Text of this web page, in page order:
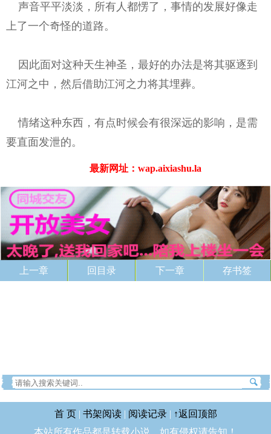
声音平平淡淡，所有人都愣了，事情的发展好像走
上了一个奇怪的道路。
因此面对这种天生神圣，最好的办法是将其驱逐到
江河之中，然后借助江河之力将其埋葬。
情绪这种东西，有点时候会有很深远的影响，是需
要直面发泄的。
最新网址：wap.aixiashu.la
上一章 回目录 下一章 存书签
首 页| 书架阅读| 阅读记录| ↑返回顶部
本站所有作品都是转载小说，如有侵权请告知！